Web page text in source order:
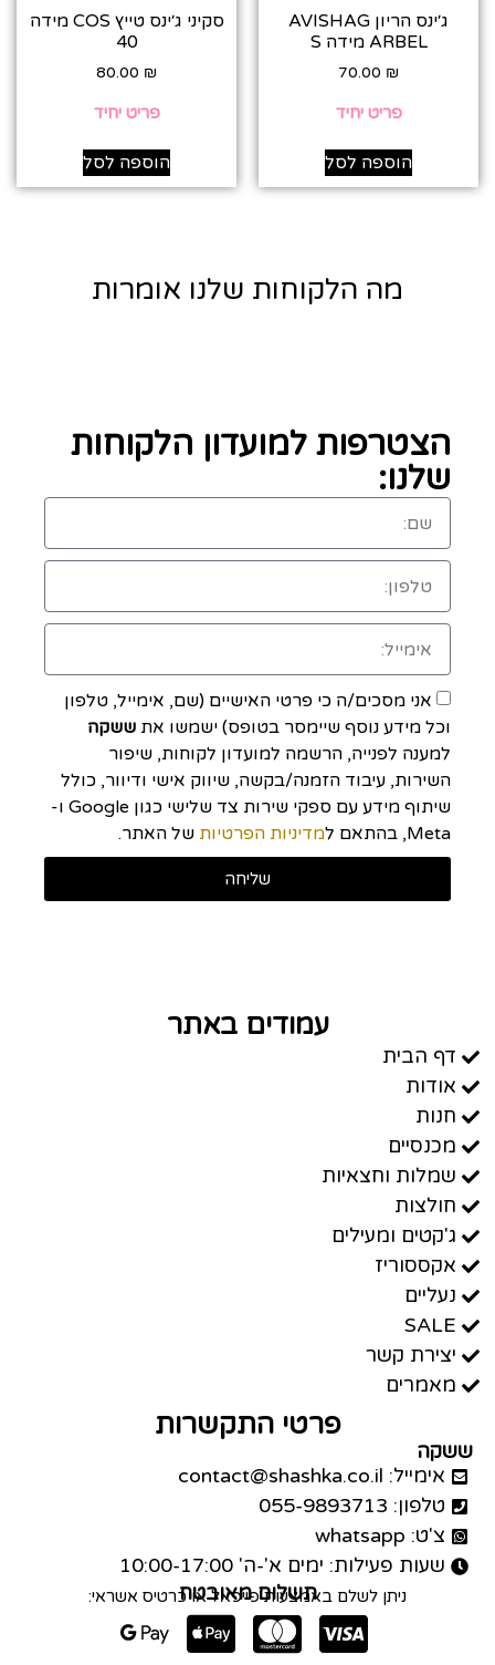
ג׳ינס הריון AVISHAG
ARBEL מידה S
70.00 ₪
פריט יחיד
הוספה לסל
סקיני ג׳ינס טייץ COS מידה
40
80.00 ₪
פריט יחיד
הוספה לסל
מה הלקוחות שלנו אומרות
הצטרפות למועדון הלקוחות
שלנו:
אני מסכים/ה כי פרטי האישיים (שם, אימייל, טלפון
וכל מידע נוסף שיימסר בטופס) ישמשו את ששקה
למענה לפנייה, הרשמה למועדון לקוחות, שיפור
השירות, עיבוד הזמנה/בקשה, שיווק אישי ודיוור, כולל
שיתוף מידע עם ספקי שירות צד שלישי כגון Google ו-
Meta, בהתאם ל
מדיניות הפרטיות של האתר.
שליחה
עמודים באתר
דף הבית
אודות
חנות
מכנסיים
שמלות וחצאיות
חולצות
ג'קטים ומעילים
אקססוריז
נעליים
SALE
יצירת קשר
מאמרים
פרטי התקשרות
ששקה
אימייל: contact@shashka.co.il
טלפון: 055-9893713
צ'ט: whatsapp
שעות פעילות: ימים א'-ה' 10:00-17:00
תשלום מאובטח
ניתן לשלם באמצעות פייפאל או כרטיס אשראי: